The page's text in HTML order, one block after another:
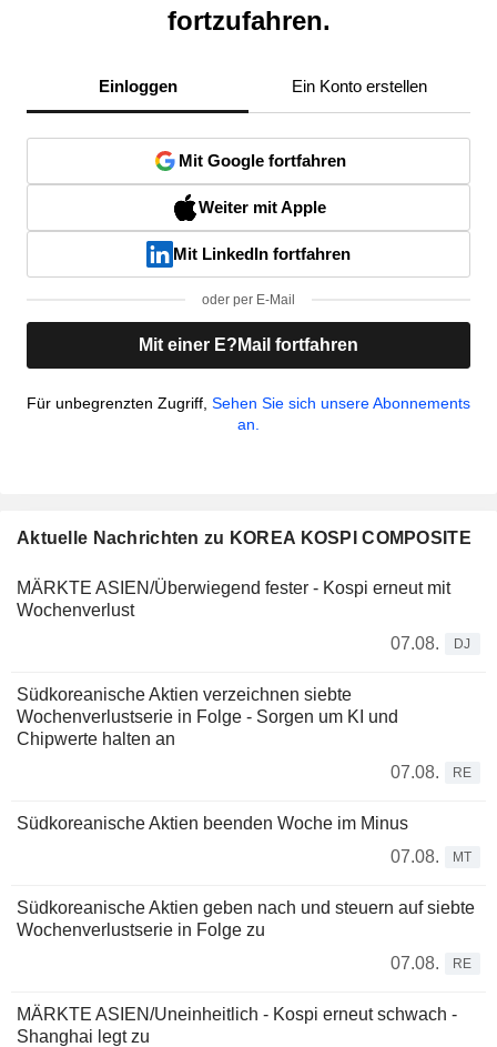
fortzufahren.
Einloggen Ein Konto erstellen
Mit Google fortfahren
Weiter mit Apple
Mit LinkedIn fortfahren
oder per E-Mail
Mit einer E?Mail fortfahren
Für unbegrenzten Zugriff, Sehen Sie sich unsere Abonnements
an.
Aktuelle Nachrichten zu KOREA KOSPI COMPOSITE
MÄRKTE ASIEN/Überwiegend fester - Kospi erneut mit
Wochenverlust
07.08.
DJ
Südkoreanische Aktien verzeichnen siebte
Wochenverlustserie in Folge - Sorgen um KI und
Chipwerte halten an
07.08.
RE
Südkoreanische Aktien beenden Woche im Minus
07.08.
MT
Südkoreanische Aktien geben nach und steuern auf siebte
Wochenverlustserie in Folge zu
07.08.
RE
MÄRKTE ASIEN/Uneinheitlich - Kospi erneut schwach -
Shanghai legt zu